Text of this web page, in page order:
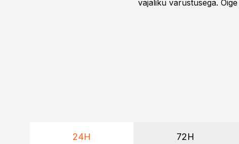
vajaliku varustusega.
24H 72H